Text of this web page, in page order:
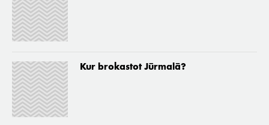
Kur brokastot Jūrmalā?